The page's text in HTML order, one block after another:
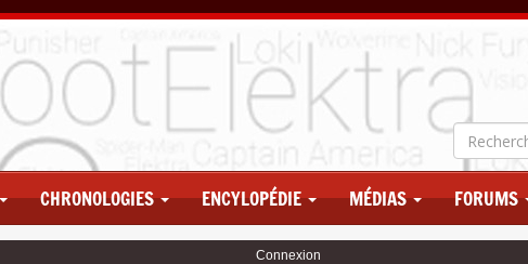
CHRONOLOGIES ENCYLOPÉDIE MÉDIAS FORUMS
Connexion